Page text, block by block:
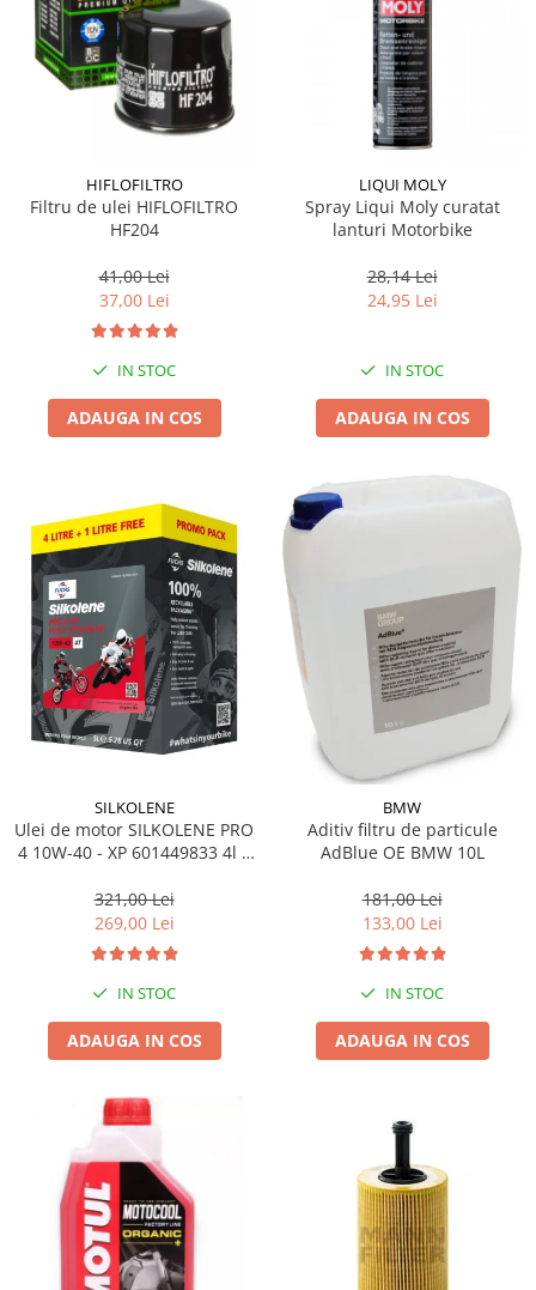
HIFLOFILTRO
Filtru de ulei HIFLOFILTRO
HF204
41,00 Lei
37,00 Lei
IN STOC
ADAUGA IN COS
LIQUI MOLY
Spray Liqui Moly curatat
lanturi Motorbike
28,14 Lei
24,95 Lei
IN STOC
ADAUGA IN COS
SILKOLENE
Ulei de motor SILKOLENE PRO
4 10W-40 - XP 601449833 4l +
321,00 Lei
269,00 Lei
IN STOC
ADAUGA IN COS
BMW
Aditiv filtru de particule
AdBlue OE BMW 10L
181,00 Lei
133,00 Lei
IN STOC
ADAUGA IN COS